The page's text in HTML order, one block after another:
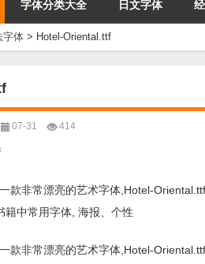
字体分类大全 日文字体
字体 > Hotel-Oriental.ttf
07-31 414
款非常漂亮的艺术字体,Hotel-
籍中常用字体, 海报、个性
款非常漂亮的艺术字体,Hotel-